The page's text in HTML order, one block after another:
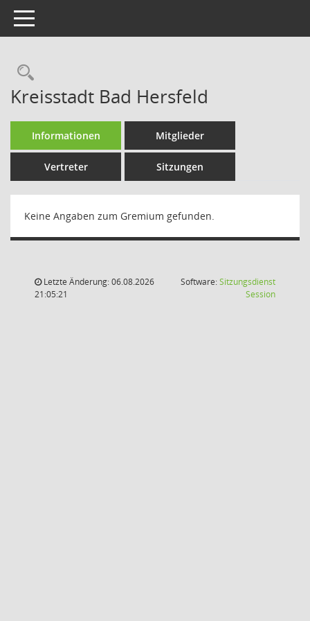
Toggle navigation
Rechercheauswahl
Kreisstadt Bad Hersfeld
Informationen Mitglieder
Vertreter Sitzungen
Keine Angaben zum Gremium gefunden.
Letzte Änderung: 06.08.2026
21:05:21
Software:Sitzungsdienst
Session(Wird in